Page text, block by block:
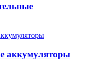
аккумуляторы